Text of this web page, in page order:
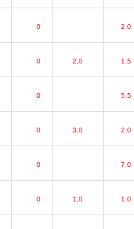
0 2,0
0 2,0 1,5
0 5,5
0 3,0 2,0
0 7,0
0 1,0 1,0